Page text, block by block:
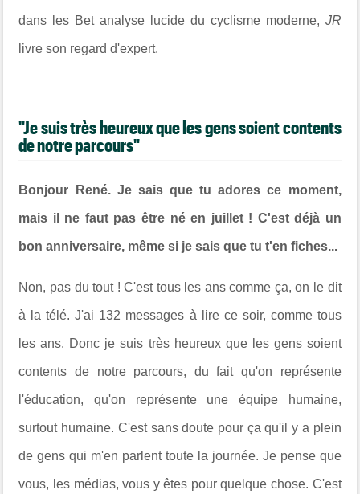
dans les Bet analyse lucide du cyclisme moderne, JR
livre son regard d'expert.
"Je suis très heureux que les gens soient contents
de notre parcours"
Bonjour René. Je sais que tu adores ce moment,
mais il ne faut pas être né en juillet ! C'est déjà un
bon anniversaire, même si je sais que tu t'en fiches...
Non, pas du tout ! C'est tous les ans comme ça, on le dit
à la télé. J'ai 132 messages à lire ce soir, comme tous
les ans. Donc je suis très heureux que les gens soient
contents de notre parcours, du fait qu'on représente
l'éducation, qu'on représente une équipe humaine,
surtout humaine. C'est sans doute pour ça qu'il y a plein
de gens qui m'en parlent toute la journée. Je pense que
vous, les médias, vous y êtes pour quelque chose. C'est